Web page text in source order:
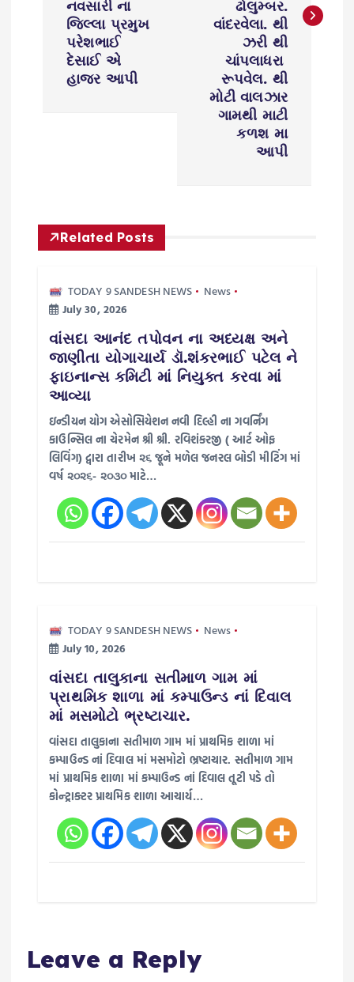
t
નવસારી ના
જિલ્લા પ્રમુખ
પરેશભાઈ
દેસાઈ એ
હાજર આપી
ઢોલુમ્બર.
વાંદરવેલા. થી
ઝરી થી
ચાંપલાધરા
રૂપવેલ. થી
મોટી વાલઝાર
ગામથી માટી
કળશ મા
આપી
Related Posts
TODAY 9 SANDESH NEWS
News
July 30, 2026
વાંસદા આનંદ તપોવન ના અધ્યક્ષ અને
જાણીતા યોગાચાર્ય ડૉ.શંકરભાઈ પટેલ ને
ફાઇનાન્સ કમિટી માં નિયુક્ત કરવા માં
આવ્યા
ઇન્ડીયન યોગ એસોસિયેશન નવી દિલ્હી ના ગવર્નિંગ
કાઉન્સિલ ના ચેરમેન શ્રી શ્રી. રવિશંકરજી ( આર્ટ ઓફ
લિવિંગ) દ્વારા તારીખ ૨૬ જૂને મળેલ જનરલ બોડી મીટિંગ માં
વર્ષ ૨૦૨૬- ૨૦૩૦ માટે…
TODAY 9 SANDESH NEWS
News
July 10, 2026
વાંસદા તાલુકાના સતીમાળ ગામ માં
પ્રાથમિક શાળા માં કમ્પાઉન્ડ નાં દિવાલ
માં મસમોટો ભ્રષ્ટાચાર.
વાંસદા તાલુકાના સતીમાળ ગામ માં પ્રાથમિક શાળા માં
કમ્પાઉન્ડ નાં દિવાલ માં મસમોટો ભ્રષ્ટાચાર. સતીમાળ ગામ
માં પ્રાથમિક શાળા માં કમ્પાઉન્ડ નાં દિવાલ તૂટી પડે તો
કોન્ટ્રાક્ટર પ્રાથમિક શાળા આચાર્ય…
Leave a Reply